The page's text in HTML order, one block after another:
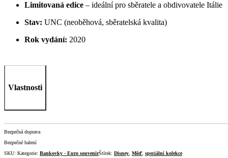
Limitovaná edice – ideální pro sběratele a obdivovatele Itálie
Stav: UNC (neoběhová, sběratelská kvalita)
Rok vydání: 2020
Vlastnosti
Bezpečná doprava
Bezpečné balení
SKU: Kategorie: Bankovky - Euro souvenirŠtítek: Disney Měď, speciální kolekce